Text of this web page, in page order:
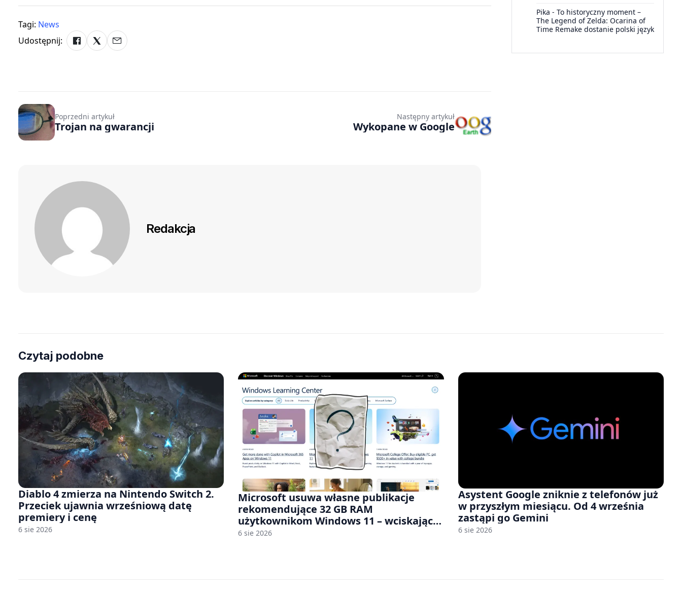
Tagi: News
Udostępnij:
Pika - To historyczny moment –
The Legend of Zelda: Ocarina of
Time Remake dostanie polski język
Poprzedni artykuł
Trojan na gwarancji
Następny artykuł
Wykopane w Google
Redakcja
Czytaj podobne
Diablo 4 zmierza na Nintendo Switch 2.
Przeciek ujawnia wrześniową datę
premiery i cenę
6 sie 2026
Microsoft usuwa własne publikacje
rekomendujące 32 GB RAM
użytkownikom Windows 11 – wciskając
nam przy tym komputery z 8 GB RAM po
6 sie 2026
Asystent Google zniknie z telefonów już
w przyszłym miesiącu. Od 4 września
zastąpi go Gemini
6 sie 2026